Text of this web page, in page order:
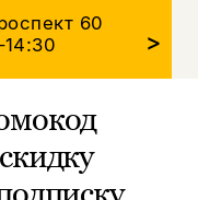
60
>